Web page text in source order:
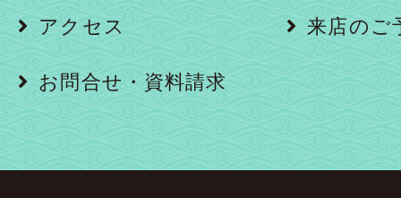
アクセス 来店のご
お問合せ・資料請求